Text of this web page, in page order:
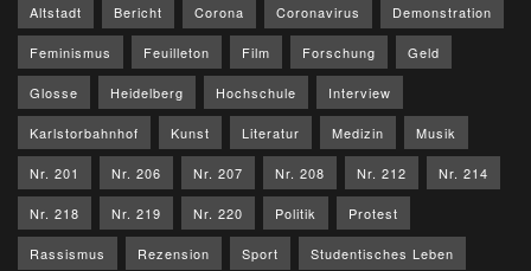
Altstadt Bericht Corona Coronavirus Demonstration
Feminismus Feuilleton Film Forschung Geld
Glosse Heidelberg Hochschule Interview
Karlstorbahnhof Kunst Literatur Medizin Musik
Nr. 201 Nr. 206 Nr. 207 Nr. 208 Nr. 212 Nr. 214
Nr. 218 Nr. 219 Nr. 220 Politik Protest
Rassismus Rezension Sport Studentisches Leben